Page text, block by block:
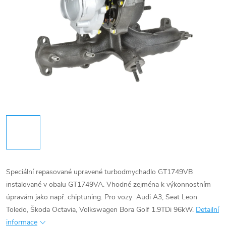
Speciální repasované upravené turbodmychadlo GT1749VB
instalované v obalu GT1749VA. Vhodné zejména k výkonnostním
úpravám jako např. chiptuning. Pro vozy Audi A3, Seat Leon
Toledo, Škoda Octavia, Volkswagen Bora Golf 1.9TDi 96kW. Detailní
informace